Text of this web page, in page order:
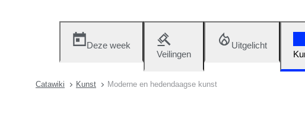
Deze week
Veilingen
Uitgelicht
Catawiki Kunst Moderne en hedendaagse kunst